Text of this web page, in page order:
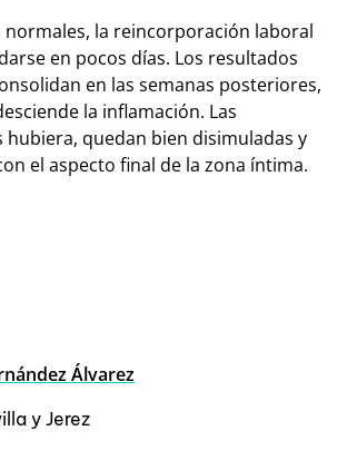
normales, la reincorporación laboral
en pocos días. Los resultados
en las semanas posteriores,
la inflamación. Las
hubiera, quedan bien disimuladas y
el aspecto final de la zona íntima.
Álvarez
y Jerez